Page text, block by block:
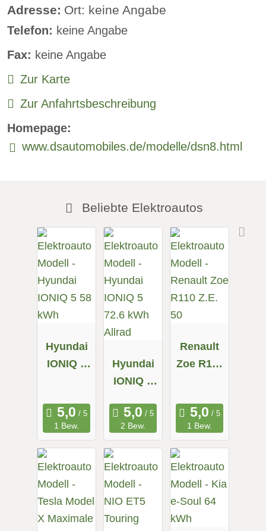
Standheizung
Sprachsteuerung:
Rückfahrkamera
Sitzheizung vorne:
Sitzheizung hinten:
verfügbar
Freisprecheinrichtung:
Adresse: Ort: keine Angabe
Telefon: keine Angabe
Fax: keine Angabe
Zur Karte
Zur Anfahrtsbeschreibung
Homepage:
www.dsautomobiles.de/modelle/dsn8.html
Beliebte Elektroautos
Hyundai
IONIQ 5
1 Bew.
Hyundai
IONIQ 5
Allrad
2 Bew.
Renault
Zoe R110
1 Bew.